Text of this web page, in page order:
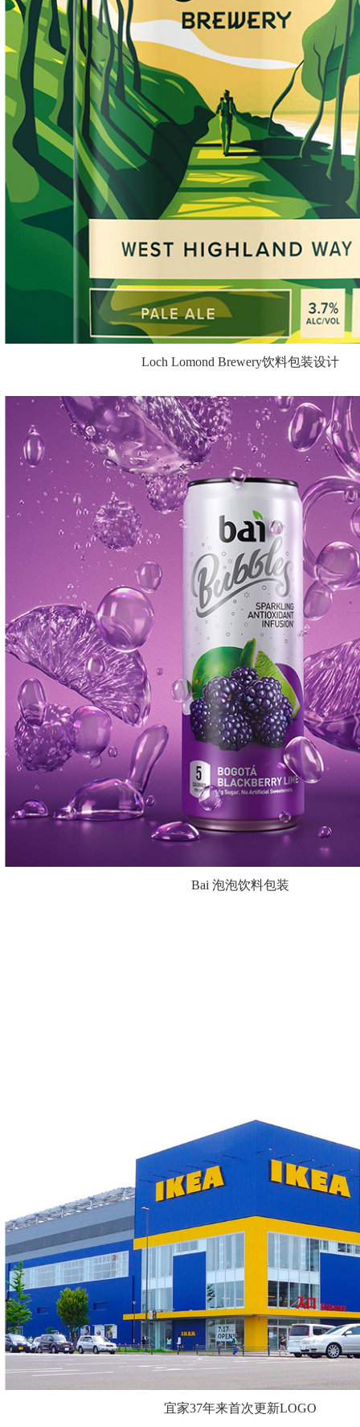
Loch Lomond Brewery饮料包装设计
Bai 泡泡饮料包装
宜家37年来首次更新LOGO